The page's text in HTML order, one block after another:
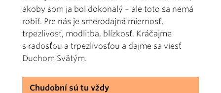
akoby som ja bol dokonalý – ale toto sa nemá
robiť. Pre nás je smerodajná miernosť,
trpezlivosť, modlitba, blízkosť. Kráčajme
s radosťou a trpezlivosťou a dajme sa viesť
Duchom Svätým.
Chudobní sú tu vždy